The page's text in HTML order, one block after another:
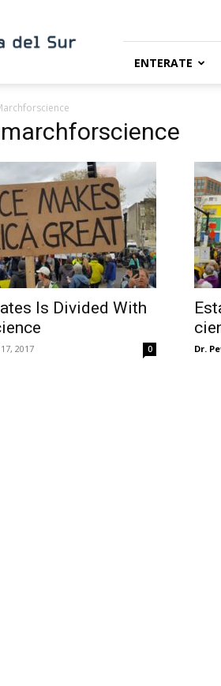
ENTERATE
Is Divided With
2017 0 Dr.